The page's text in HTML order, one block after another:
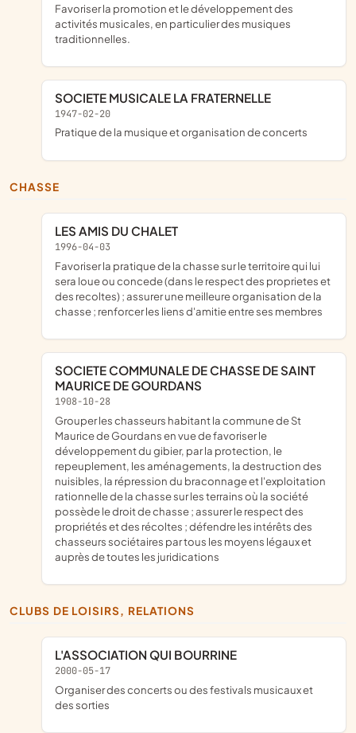
favoriser la promotion et le développement des
activités musicales, en particulier des musiques
traditionnelles.
SOCIETE MUSICALE LA FRATERNELLE
1947-02-20
pratique de la musique et organisation de concerts
CHASSE
LES AMIS DU CHALET
1996-04-03
favoriser la pratique de la chasse sur le territoire qui lui
sera loue ou concede (dans le respect des proprietes et
des recoltes) ; assurer une meilleure organisation de la
chasse ; renforcer les liens d'amitie entre ses membres
SOCIETE COMMUNALE DE CHASSE DE SAINT
MAURICE DE GOURDANS
1908-10-28
grouper les chasseurs habitant la commune de St
Maurice de Gourdans en vue de favoriser le
développement du gibier, par la protection, le
repeuplement, les aménagements, la destruction des
nuisibles, la répression du braconnage et l'exploitation
rationnelle de la chasse sur les terrains où la société
possède le droit de chasse ; assurer le respect des
propriétés et des récoltes ; défendre les intérêts des
chasseurs sociétaires par tous les moyens légaux et
auprès de toutes les juridications
CLUBS DE LOISIRS, RELATIONS
L'ASSOCIATION QUI BOURRINE
2000-05-17
organiser des concerts ou des festivals musicaux et
des sorties